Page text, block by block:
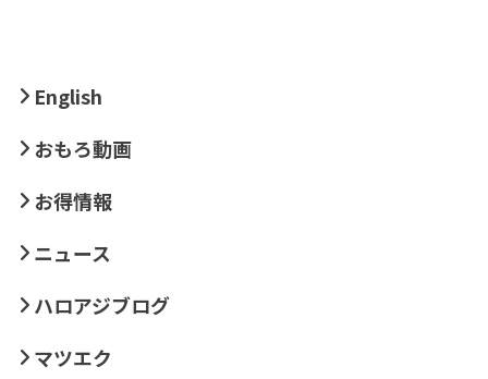
English
おもろ動画
お得情報
ニュース
ハロアジブログ
マツエク